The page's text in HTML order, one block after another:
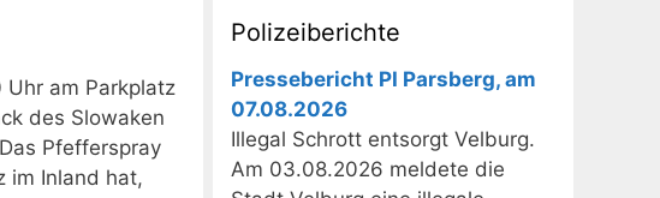
Uhr am Parkplatz
des Slowaken
Pfefferspray
im Inland hat,
Polizeiberichte
Pressebericht PI Parsberg, am
07.08.2026
Illegal Schrott entsorgt Velburg.
Am 03.08.2026 meldete die